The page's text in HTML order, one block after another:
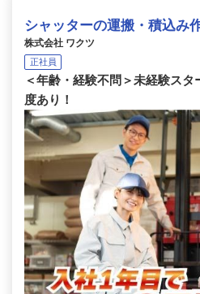
シャッターの運搬・積込み
株式会社 ワクツ
正社員
＜年齢・経験不問＞未経験スタ
度あり！